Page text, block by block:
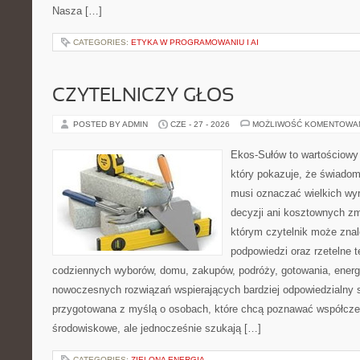
Nasza […]
CATEGORIES: ETYKA W PROGRAMOWANIU I AI
CZYTELNICZY GŁOS
POSTED BY ADMIN CZE - 27 - 2026 MOŻLIWOŚĆ
Ekos-Sułów to
który pokazuje, że
musi oznaczać wielkich
decyzji ani kosztownych
którym czytelnik może
podpowiedzi oraz rzetelne
codziennych wyborów, domu, zakupów, podróży, gotowania,
nowoczesnych rozwiązań wspierających bardziej odpowiedzialny
przygotowana z myślą o osobach, które chcą poznawać
środowiskowe, ale jednocześnie szukają […]